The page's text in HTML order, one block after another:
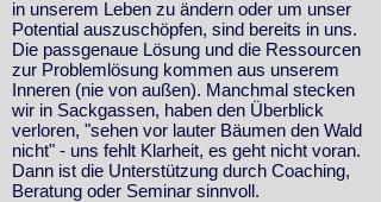
in unserem Leben zu ändern oder um unser
Potential auszuschöpfen, sind bereits in uns.
Die passgenaue Lösung und die Ressourcen
zur Problemlösung kommen aus unserem
Inneren (nie von außen). Manchmal stecken
wir in Sackgassen, haben den Überblick
verloren, "sehen vor lauter Bäumen den Wald
nicht" - uns fehlt Klarheit, es geht nicht voran.
Dann ist die Unterstützung durch Coaching,
Beratung oder Seminar sinnvoll.